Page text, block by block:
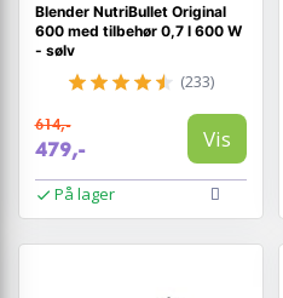
Blender NutriBullet Original
600 med tilbehør 0,7 l 600 W
- sølv
(233)
614,-
479,- Vis
På lager